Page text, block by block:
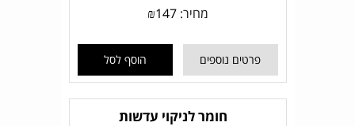
מחיר: ₪147
פרטים נוספים הוסף לסל
חומר לניקוי עדשות